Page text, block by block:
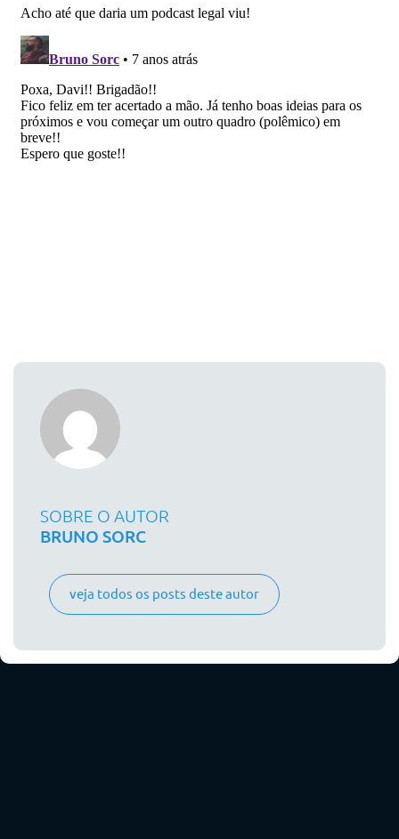
SOBRE O AUTOR
BRUNO SORC
veja todos os posts deste autor